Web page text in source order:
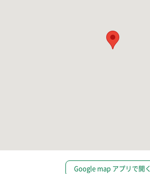
Google map アプリで開く